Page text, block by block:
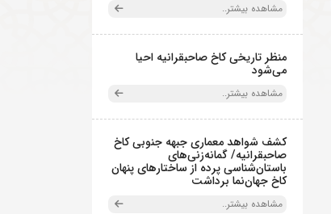
مشاهده بیشتر..
منظر تاریخی کاخ صاحبقرانیه احیا
می‌شود
مشاهده بیشتر..
کشف شواهد معماری جبهه جنوبی کاخ
صاحبقرانیه/ گمانه‌زنی‌های
باستان‌شناسی پرده از ساختارهای پنهان
کاخ جهان‌نما برداشت
مشاهده بیشتر..